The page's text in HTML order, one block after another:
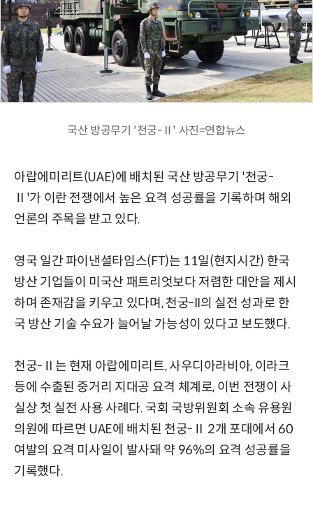
국산 방공무기 '천궁-Ⅱ' 사진=연합뉴스
아랍에미리트(UAE)에 배치된 국산 방공무기 '천궁-
Ⅱ'가 이란 전쟁에서 높은 요격 성공률을 기록하며 해외
언론의 주목을 받고 있다.
영국 일간 파이낸셜타임스(FT)는 11일(현지시간) 한국
방산 기업들이 미국산 패트리엇보다 저렴한 대안을 제시
하며 존재감을 키우고 있다며, 천궁-II의 실전 성과로 한
국 방산 기술 수요가 늘어날 가능성이 있다고 보도했다.
천궁-Ⅱ는 현재 아랍에미리트, 사우디아라비아, 이라크
등에 수출된 중거리 지대공 요격 체계로, 이번 전쟁이 사
실상 첫 실전 사용 사례다. 국회 국방위원회 소속 유용원
의원에 따르면 UAE에 배치된 천궁-Ⅱ 2개 포대에서 60
여발의 요격 미사일이 발사돼 약 96%의 요격 성공률을
기록했다.